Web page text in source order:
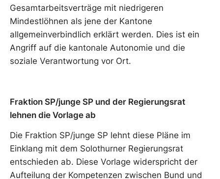
Gesamtarbeitsverträge mit niedrigeren
Mindestlöhnen als jene der Kantone
allgemeinverbindlich erklärt werden. Dies ist ein
Angriff auf die kantonale Autonomie und die
soziale Verantwortung vor Ort.
Fraktion SP/junge SP und der Regierungsrat
lehnen die Vorlage ab
Die Fraktion SP/junge SP lehnt diese Pläne im
Einklang mit dem Solothurner Regierungsrat
entschieden ab. Diese Vorlage widerspricht der
Aufteilung der Kompetenzen zwischen Bund und